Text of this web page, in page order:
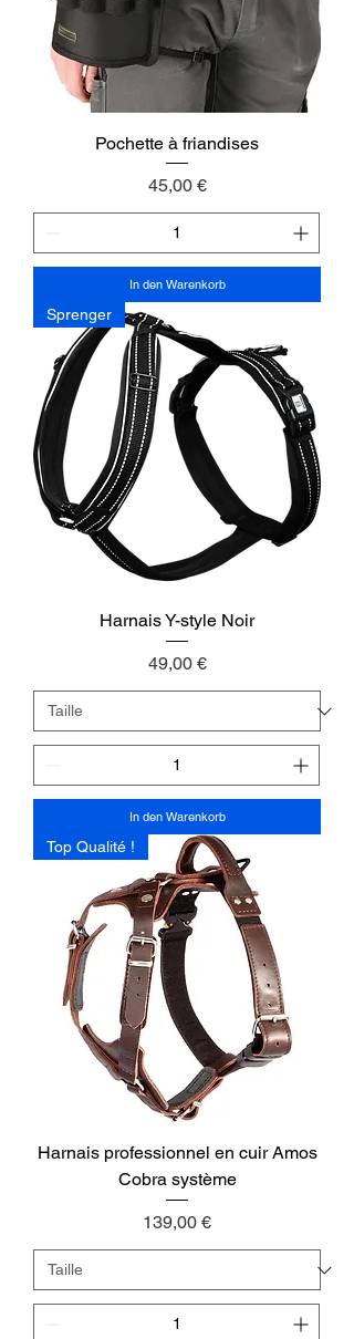
Pochette à friandises
Preis
45,00 €
In den Warenkorb
Sprenger
Harnais Y-style Noir
Preis
49,00 €
In den Warenkorb
Top Qualité !
Harnais professionnel en cuir Amos
Cobra système
Preis
139,00 €